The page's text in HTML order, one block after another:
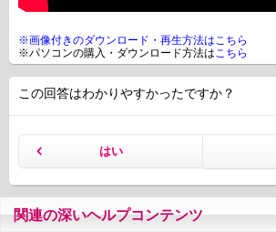
※画像付きのダウンロード・再生方法はこちら
※パソコンの購入・ダウンロード方法はこちら
この回答はわかりやすかったですか？
はい
関連の深いヘルプコンテンツ